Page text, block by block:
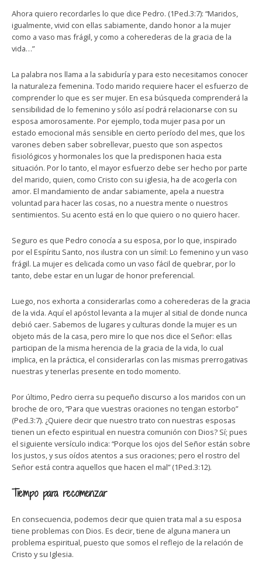
Ahora quiero recordarles lo que dice Pedro. (1Ped.3:7): “Maridos,
igualmente, vivid con ellas sabiamente, dando honor a la mujer
como a vaso mas frágil, y como a coherederas de la gracia de la
vida…”
La palabra nos llama a la sabiduría y para esto necesitamos conocer
la naturaleza femenina. Todo marido requiere hacer el esfuerzo de
comprender lo que es ser mujer. En esa búsqueda comprenderá la
sensibilidad de lo femenino y sólo así podrá relacionarse con su
esposa amorosamente. Por ejemplo, toda mujer pasa por un
estado emocional más sensible en cierto período del mes, que los
varones deben saber sobrellevar, puesto que son aspectos
fisiológicos y hormonales los que la predisponen hacia esta
situación. Por lo tanto, el mayor esfuerzo debe ser hecho por parte
del marido, quien, como Cristo con su iglesia, ha de acogerla con
amor. El mandamiento de andar sabiamente, apela a nuestra
voluntad para hacer las cosas, no a nuestra mente o nuestros
sentimientos. Su acento está en lo que quiero o no quiero hacer.
Seguro es que Pedro conocía a su esposa, por lo que, inspirado
por el Espíritu Santo, nos ilustra con un símil: Lo femenino y un vaso
frágil. La mujer es delicada como un vaso fácil de quebrar, por lo
tanto, debe estar en un lugar de honor preferencial.
Luego, nos exhorta a considerarlas como a coherederas de la gracia
de la vida. Aquí el apóstol levanta a la mujer al sitial de donde nunca
debió caer. Sabemos de lugares y culturas donde la mujer es un
objeto más de la casa, pero mire lo que nos dice el Señor: ellas
participan de la misma herencia de la gracia de la vida, lo cual
implica, en la práctica, el considerarlas con las mismas prerrogativas
nuestras y tenerlas presente en todo momento.
Por último, Pedro cierra su pequeño discurso a los maridos con un
broche de oro, “Para que vuestras oraciones no tengan estorbo”
(Ped.3:7). ¿Quiere decir que nuestro trato con nuestras esposas
tienen un efecto espiritual en nuestra comunión con Dios? Sí; pues
el siguiente versículo indica: “Porque los ojos del Señor están sobre
los justos, y sus oídos atentos a sus oraciones; pero el rostro del
Señor está contra aquellos que hacen el mal” (1Ped.3:12).
Tiempo para recomenzar
En consecuencia, podemos decir que quien trata mal a su esposa
tiene problemas con Dios. Es decir, tiene de alguna manera un
problema espiritual, puesto que somos el reflejo de la relación de
Cristo y su Iglesia.